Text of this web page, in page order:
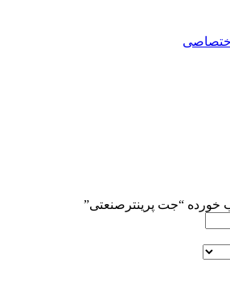
“جت پرینترصنعتی”